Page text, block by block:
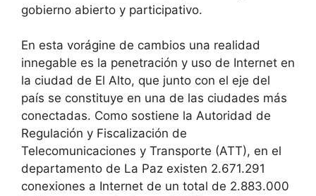
gobierno abierto y participativo.
En esta vorágine de cambios una realidad
innegable es la penetración y uso de Internet en
la ciudad de El Alto, que junto con el eje del
país se constituye en una de las ciudades más
conectadas. Como sostiene la Autoridad de
Regulación y Fiscalización de
Telecomunicaciones y Transporte (ATT), en el
departamento de La Paz existen 2.671.291
conexiones a Internet de un total de 2.883.000